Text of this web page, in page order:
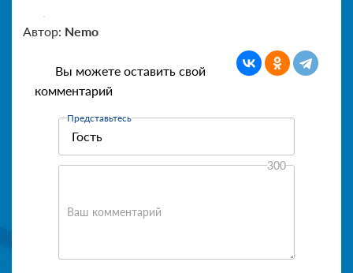
Автор: Nemo
Вы можете оставить свой
комментарий
Представьтесь
Ваш комментарий
300